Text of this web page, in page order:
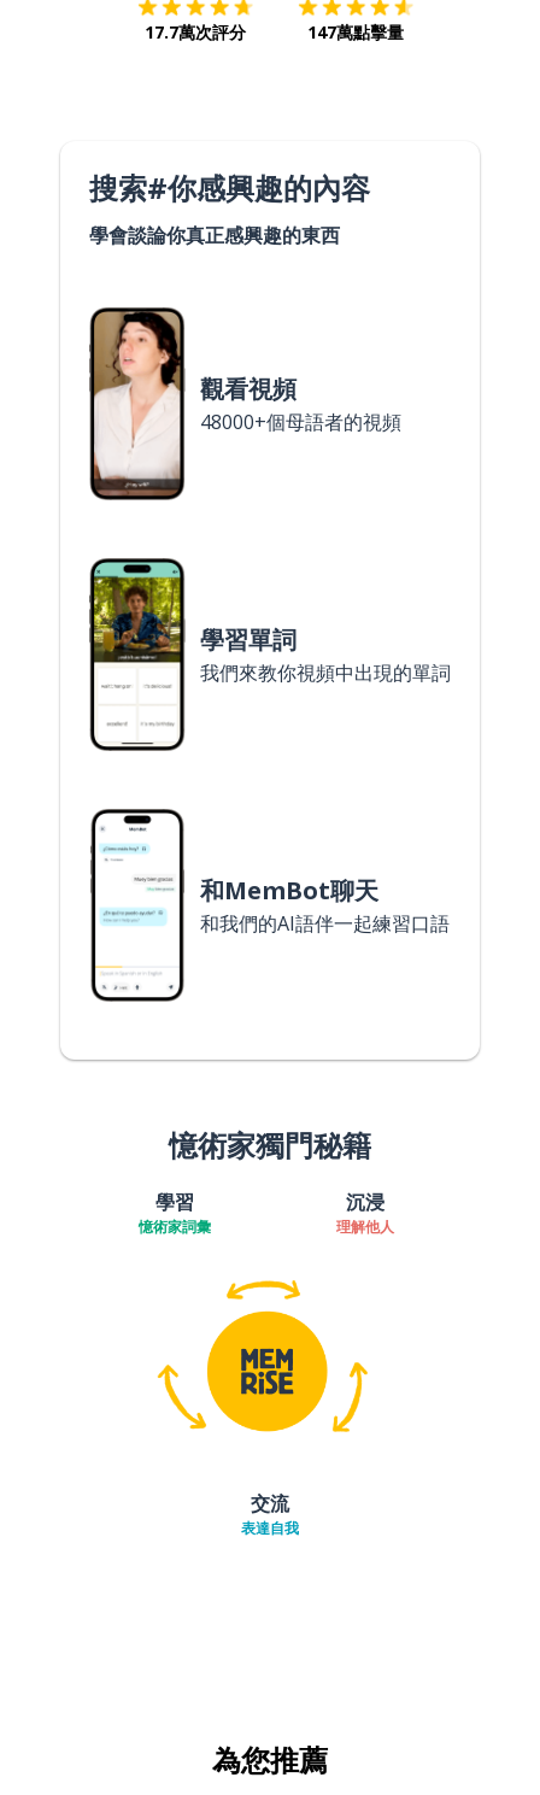
17.7萬次評分 147萬點擊量
搜索#你感興趣的內容
學會談論你真正感興趣的東西
觀看視頻
48000+個母語者的視頻
學習單詞
我們來教你視頻中出現的單詞
和MemBot聊天
和我們的AI語伴一起練習口語
憶術家獨門秘籍
學習
憶術家詞彙
沉浸
理解他人
交流
表達自我
為您推薦